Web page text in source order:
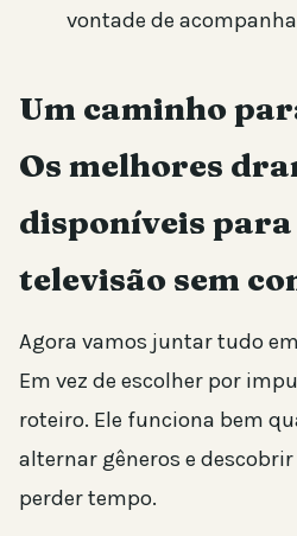
vontade de
Um caminho
Os melhores
disponíveis
televisão sem
Agora vamos juntar tudo
Em vez de escolher por
roteiro. Ele funciona bem
alternar gêneros e
perder tempo.